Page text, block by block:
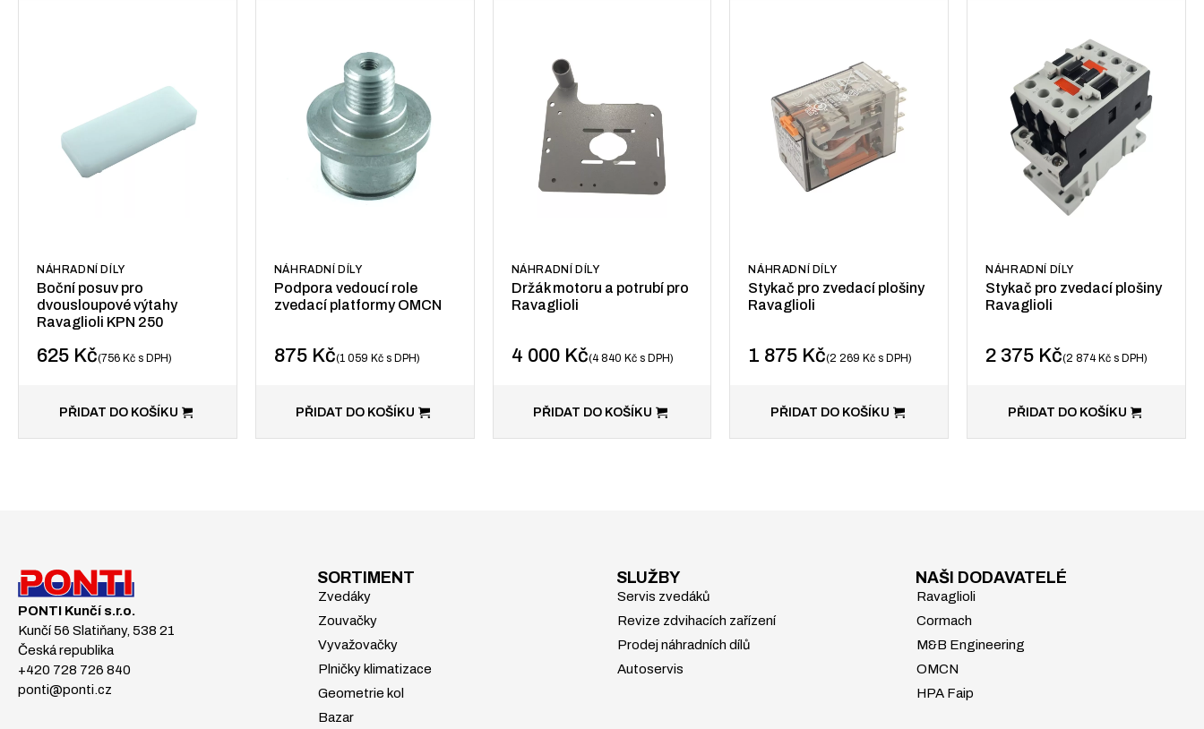
NÁHRADNÍ DÍLY
Boční posuv pro
dvousloupové výtahy
Ravaglioli KPN 250
625 Kč 756 Kč s DPH
PŘIDAT DO KOŠÍKU
NÁHRADNÍ DÍLY
Podpora vedoucí role
zvedací platformy OMCN
875 Kč 1 059 Kčs DPH
PŘIDAT DO KOŠÍKU
NÁHRADNÍ DÍLY
Držák motoru a potrubí pro
Ravaglioli
4 000 Kč 4 840 Kčs DPH
PŘIDAT DO KOŠÍKU
NÁHRADNÍ DÍLY
Stykač pro zvedací plošiny
Ravaglioli
1 875 Kč 2 269Kč s DPH
PŘIDAT DO KOŠÍKU
NÁHRADNÍ DÍLY
Stykač pro zvedací plošiny
Ravaglioli
2 375 Kč 2 874Kč s DPH
PŘIDAT DO KOŠÍKU
PONTI Kunčí s.r.o.
Kunčí 56 Slatiňany, 538 21
Česká republika
+420 728 726 840
ponti@ponti.cz
SORTIMENT
Zvedáky
Zouvačky
Vyvažovačky
Plničky klimatizace
Geometrie kol
Bazar
SLUŽBY
Servis zvedáků
Revize zdvihacích zařízení
Prodej náhradních dílů
Autoservis
NAŠI DODAVATELÉ
Ravaglioli
Cormach
M&B Engineering
OMCN
HPA Faip